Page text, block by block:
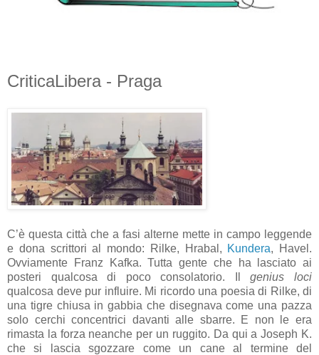
CriticaLibera - Praga
C’è questa città che a fasi alterne mette in campo leggende
e dona scrittori al mondo: Rilke, Hrabal, Kundera, Havel.
Ovviamente Franz Kafka. Tutta gente che ha lasciato ai
posteri qualcosa di poco consolatorio. Ilgenius loci
qualcosa deve pur influire. Mi ricordo una poesia di Rilke, di
una tigre chiusa in gabbia che disegnava come una pazza
solo cerchi concentrici davanti alle sbarre. E non le era
rimasta la forza neanche per un ruggito. Da qui a Joseph K.
che si lascia sgozzare come un cane al termine del